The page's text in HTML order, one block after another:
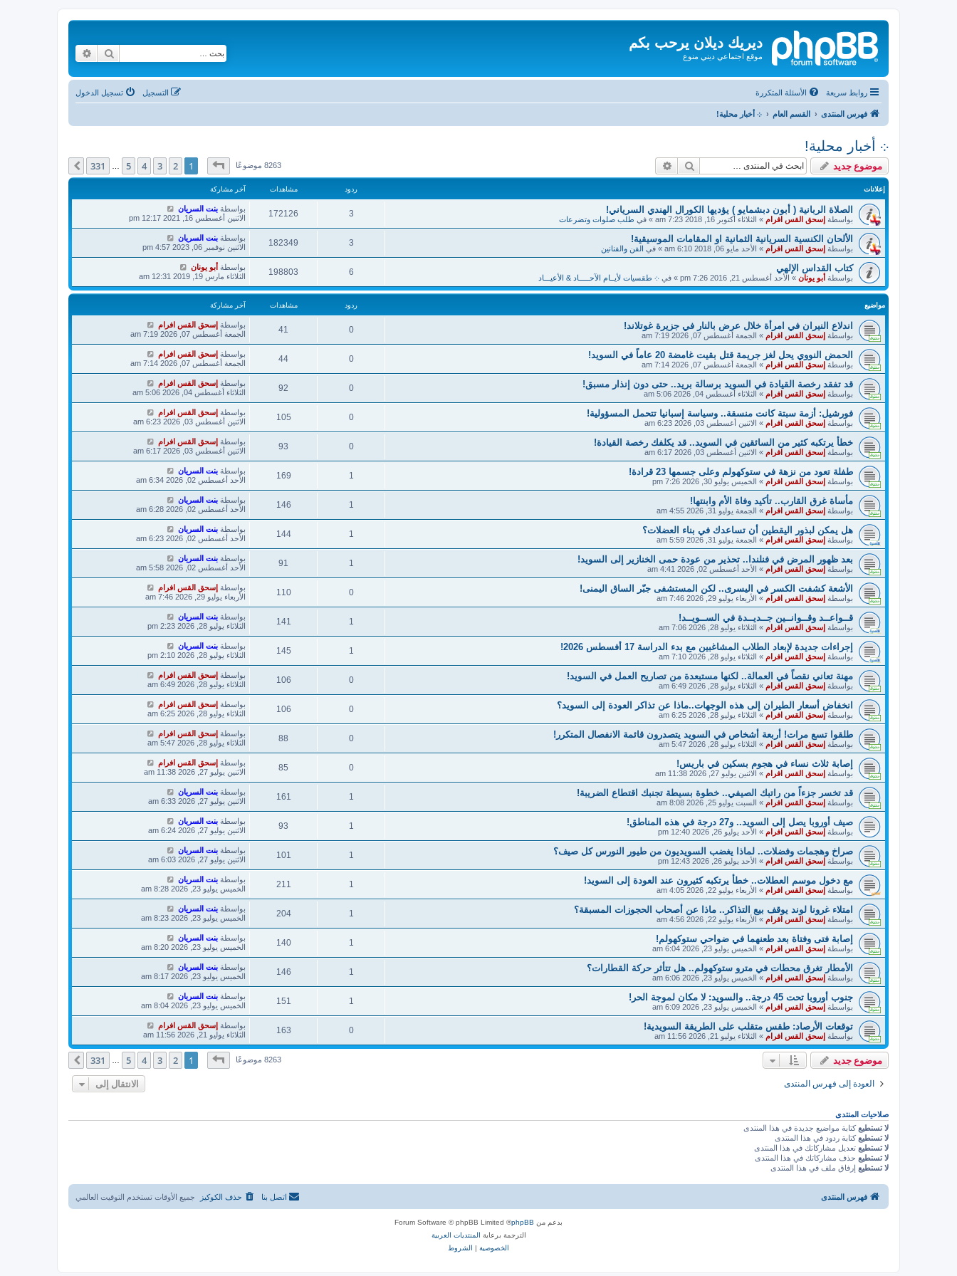
ديريك ديلان يرحب بكم
موقع اجتماعي ديني منوع بحث
روابط سريعة الأسئلة المتكررة تسجيل الدخول التسجيل
فهرس المنتدى القسم العام ܀ أخبار محلية!
܀ أخبار محلية!
موضوع جديد بحث 8263 موضوعًاصفحة1من 331
1
2
3
4
5
331 التالي
إعلانات ردود مشاهدات آخر مشاركة
الصلاة الربانية ( أبون دبشمايو ) يؤديها الكورال الهندي السرياني!
بواسطة إسحق القس افرام » الثلاثاء أكتوبر 16, 2018 7:23 am » في طلب صلوات وتضرعات
3
172126 بواسطة بنت السريان
الاثنين أغسطس 16, 2021 12:17 pm
الألحان الكنسية السريانية الثمانية او المقامات الموسيقية!
بواسطة إسحق القس افرام » الأحد مايو 06, 2018 6:10 am » في الفن والفنانين
3
182349 بواسطة بنت السريان
الاثنين نوفمبر 06, 2023 4:57 pm
كتاب القداس الإلهي
بواسطة أبو يونان » الأحد أغسطس 21, 2016 7:26 pm » في ܀ طقسيات لأيــام الآحـــــاد & الأعيـــاد
6
198803 بواسطة أبو يونان
الثلاثاء مارس 19, 2019 12:31 am
مواضيع ردود مشاهدات آخر مشاركة
اندلاع النيران في امرأة خلال عرض بالنار في جزيرة غوتلاند!
بواسطة إسحق القس افرام » الجمعة أغسطس 07, 2026 7:19 am
0
41 بواسطة إسحق القس افرام
الجمعة أغسطس 07, 2026 7:19 am
الحمض النووي يحل لغز جريمة قتل بقيت غامضة 20 عاماً في السويد!
بواسطة إسحق القس افرام » الجمعة أغسطس 07, 2026 7:14 am
0
44 بواسطة إسحق القس افرام
الجمعة أغسطس 07, 2026 7:14 am
قد تفقد رخصة القيادة في السويد برسالة بريد.. حتى دون إنذار مسبق!
بواسطة إسحق القس افرام » الثلاثاء أغسطس 04, 2026 5:06 am
0
92 بواسطة إسحق القس افرام
الثلاثاء أغسطس 04, 2026 5:06 am
فورشيل: أزمة سبتة كانت منسقة.. وسياسة إسبانيا تتحمل المسؤولية!
بواسطة إسحق القس افرام » الاثنين أغسطس 03, 2026 6:23 am
0
105 بواسطة إسحق القس افرام
الاثنين أغسطس 03, 2026 6:23 am
خطأ يرتكبه كثير من السائقين في السويد.. قد يكلفك رخصة القيادة!
بواسطة إسحق القس افرام » الاثنين أغسطس 03, 2026 6:17 am
0
93 بواسطة إسحق القس افرام
الاثنين أغسطس 03, 2026 6:17 am
طفلة تعود من نزهة في ستوكهولم وعلى جسمها 23 قرادة!
بواسطة إسحق القس افرام » الخميس يوليو 30, 2026 7:26 pm
1
169 بواسطة بنت السريان
الأحد أغسطس 02, 2026 6:34 am
مأساة غرق القارب.. تأكيد وفاة الأم وابنتها!
بواسطة إسحق القس افرام » الجمعة يوليو 31, 2026 4:55 am
1
146 بواسطة بنت السريان
الأحد أغسطس 02, 2026 6:28 am
هل يمكن لبذور اليقطين أن تساعدك في بناء العضلات؟
بواسطة إسحق القس افرام » الجمعة يوليو 31, 2026 5:59 am
1
144 بواسطة بنت السريان
الأحد أغسطس 02, 2026 6:23 am
بعد ظهور المرض في فنلندا.. تحذير من عودة حمى الخنازير إلى السويد!
بواسطة إسحق القس افرام » الأحد أغسطس 02, 2026 4:41 am
1
91 بواسطة بنت السريان
الأحد أغسطس 02, 2026 5:58 am
الأشعة كشفت الكسر في اليسرى.. لكن المستشفى جبّر الساق اليمنى!
بواسطة إسحق القس افرام » الأربعاء يوليو 29, 2026 7:46 am
0
110 بواسطة إسحق القس افرام
الأربعاء يوليو 29, 2026 7:46 am
قــواعــد وقــوانــين جــديــدة في الســويــد!
بواسطة إسحق القس افرام » الثلاثاء يوليو 28, 2026 7:06 am
1
141 بواسطة بنت السريان
الثلاثاء يوليو 28, 2026 2:23 pm
إجراءات جديدة لإبعاد الطلاب المشاغبين مع بدء الدراسة 17 أفسطس 2026!
بواسطة إسحق القس افرام » الثلاثاء يوليو 28, 2026 7:10 am
1
145 بواسطة بنت السريان
الثلاثاء يوليو 28, 2026 2:10 pm
مهنة تعاني نقصاً في العمالة.. لكنها مستبعدة من تصاريح العمل في السويد!
بواسطة إسحق القس افرام » الثلاثاء يوليو 28, 2026 6:49 am
0
106 بواسطة إسحق القس افرام
الثلاثاء يوليو 28, 2026 6:49 am
انخفاض أسعار الطيران إلى هذه الوجهات..ماذا عن تذاكر العودة إلى السويد؟
بواسطة إسحق القس افرام » الثلاثاء يوليو 28, 2026 6:25 am
0
106 بواسطة إسحق القس افرام
الثلاثاء يوليو 28, 2026 6:25 am
طلقوا تسع مرات! أربعة أشخاص في السويد يتصدرون قائمة الانفصال المتكرر!
بواسطة إسحق القس افرام » الثلاثاء يوليو 28, 2026 5:47 am
0
88 بواسطة إسحق القس افرام
الثلاثاء يوليو 28, 2026 5:47 am
إصابة ثلاث نساء في هجوم بسكين في باريس!
بواسطة إسحق القس افرام » الاثنين يوليو 27, 2026 11:38 am
0
85 بواسطة إسحق القس افرام
الاثنين يوليو 27, 2026 11:38 am
قد تخسر جزءاً من راتبك الصيفي.. خطوة بسيطة تجنبك اقتطاع الضريبة!
بواسطة إسحق القس افرام » السبت يوليو 25, 2026 8:08 am
1
161 بواسطة بنت السريان
الاثنين يوليو 27, 2026 6:33 am
صيف أوروبا يصل إلى السويد.. و27 درجة في هذه المناطق!
بواسطة إسحق القس افرام » الأحد يوليو 26, 2026 12:40 pm
1
93 بواسطة بنت السريان
الاثنين يوليو 27, 2026 6:24 am
صراخ وهجمات وفضلات.. لماذا يغضب السويديون من طيور النورس كل صيف؟
بواسطة إسحق القس افرام » الأحد يوليو 26, 2026 12:43 pm
1
101 بواسطة بنت السريان
الاثنين يوليو 27, 2026 6:03 am
مع دخول موسم العطلات.. خطأ يرتكبه كثيرون عند العودة إلى السويد!
بواسطة إسحق القس افرام » الأربعاء يوليو 22, 2026 4:05 am
1
211 بواسطة بنت السريان
الخميس يوليو 23, 2026 8:28 am
امتلاء غرونا لوند يوقف بيع التذاكر.. ماذا عن أصحاب الحجوزات المسبقة؟
بواسطة إسحق القس افرام » الأربعاء يوليو 22, 2026 4:56 am
1
204 بواسطة بنت السريان
الخميس يوليو 23, 2026 8:23 am
إصابة فتى وفتاة بعد طعنهما في ضواحي ستوكهولم!
بواسطة إسحق القس افرام » الخميس يوليو 23, 2026 6:04 am
1
140 بواسطة بنت السريان
الخميس يوليو 23, 2026 8:20 am
الأمطار تغرق محطات في مترو ستوكهولم.. هل تتأثر حركة القطارات؟
بواسطة إسحق القس افرام » الخميس يوليو 23, 2026 6:06 am
1
146 بواسطة بنت السريان
الخميس يوليو 23, 2026 8:17 am
جنوب أوروبا تحت 45 درجة.. والسويد: لا مكان لموجة الحر!
بواسطة إسحق القس افرام » الخميس يوليو 23, 2026 6:09 am
1
151 بواسطة بنت السريان
الخميس يوليو 23, 2026 8:04 am
توقعات الأرصاد: طقس متقلب على الطريقة السويدية!
بواسطة إسحق القس افرام » الثلاثاء يوليو 21, 2026 11:56 am
0
163 بواسطة إسحق القس افرام
الثلاثاء يوليو 21, 2026 11:56 am
موضوع جديد 8263 موضوعًاصفحة1من 331
1
2
3
4
5
331 التالي
العودة إلى فهرس المنتدى الانتقال إلى
صلاحيات المنتدى
لا تستطيع كتابة مواضيع جديدة في هذا المنتدى
لا تستطيع كتابة ردود في هذا المنتدى
لا تستطيع تعديل مشاركاتك في هذا المنتدى
لا تستطيع حذف مشاركاتك في هذا المنتدى
لا تستطيع إرفاق ملف في هذا المنتدى
فهرس المنتدى جميع الأوقات تستخدم التوقيت العالمي حذف الكوكيز اتصل بنا
بدعم من phpBB
® Forum Software © phpBB Limited
الترجمة برعاية المنتديات العربية
الخصوصية | الشروط